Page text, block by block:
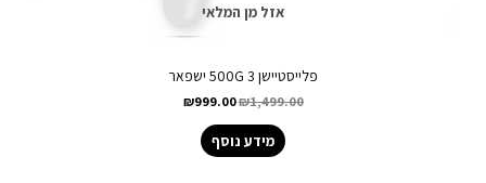
אזל מן המלאי
פלייסטיישן 3 500G ישפאר
₪1,499.00
₪999.00
מידע נוסף